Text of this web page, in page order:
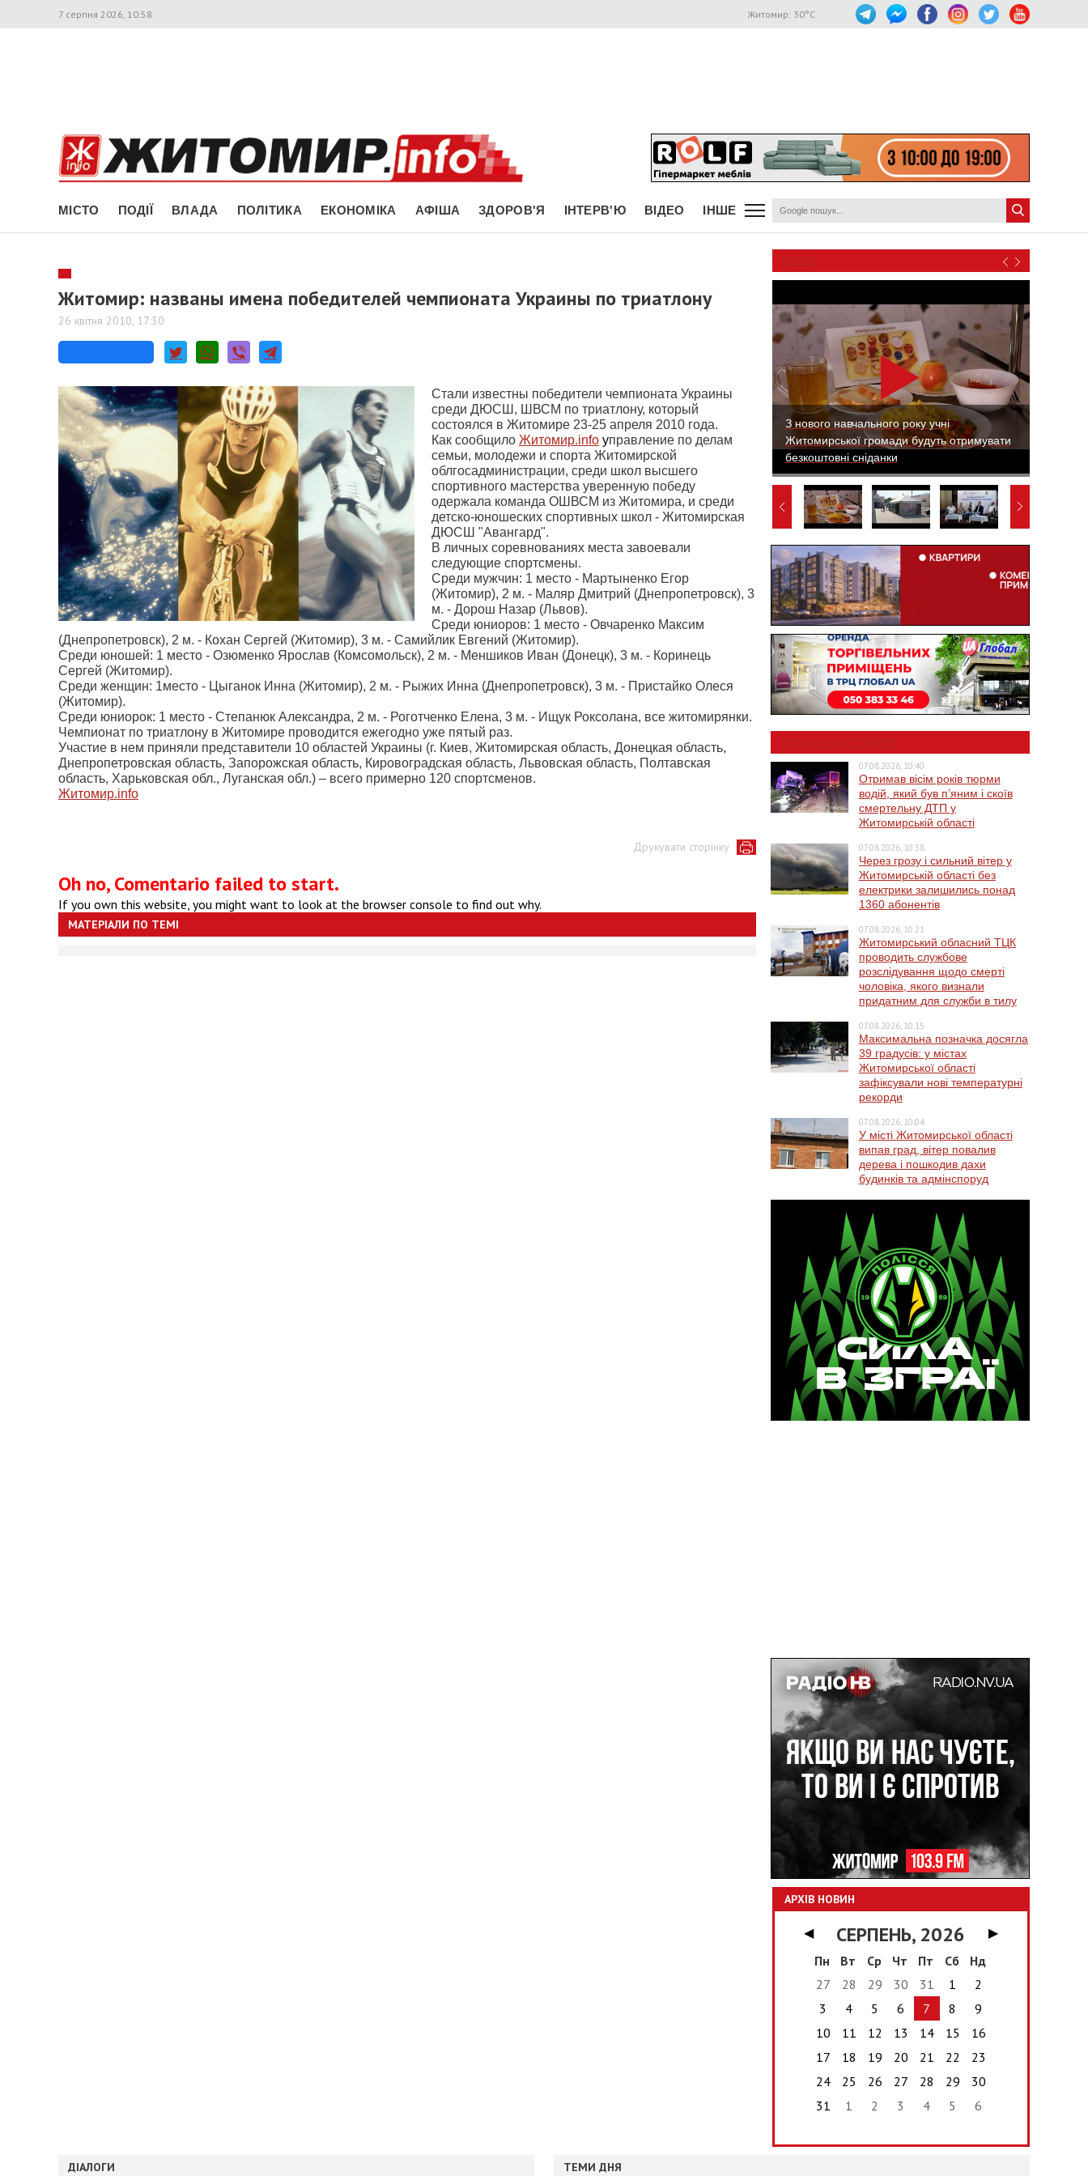
7 серпня 2026, 10:58 Житомир: 30°C
МІСТО ПОДІЇ ВЛАДА ПОЛІТИКА ЕКОНОМІКА АФІША ЗДОРОВ'Я ІНТЕРВ'Ю ВІДЕО ІНШЕ
Житомир: названы имена победителей чемпионата Украины по триатлону
26 квітня 2010, 17:30
Стали известны победители чемпионата Украины
среди ДЮСШ, ШВСМ по триатлону, который
состоялся в Житомире 23-25 апреля 2010 года.
Как сообщило Житомир.info управление по делам
семьи, молодежи и спорта Житомирской
облгосадминистрации, среди школ высшего
спортивного мастерства уверенную победу
одержала команда ОШВСМ из Житомира, и среди
детско-юношеских спортивных школ - Житомирская
ДЮСШ "Авангард".
В личных соревнованиях места завоевали
следующие спортсмены.
Среди мужчин: 1 место - Мартыненко Егор
(Житомир), 2 м. - Маляр Дмитрий (Днепропетровск), 3
м. - Дорош Назар (Львов).
Среди юниоров: 1 место - Овчаренко Максим
(Днепропетровск), 2 м. - Кохан Сергей (Житомир), 3 м. - Самийлик Евгений (Житомир).
Среди юношей: 1 место - Озюменко Ярослав (Комсомольск), 2 м. - Меншиков Иван (Донецк), 3 м. - Коринець
Сергей (Житомир).
Среди женщин: 1место - Цыганок Инна (Житомир), 2 м. - Рыжих Инна (Днепропетровск), 3 м. - Пристайко Олеся
(Житомир).
Среди юниорок: 1 место - Степанюк Александра, 2 м. - Роготченко Елена, 3 м. - Ищук Роксолана, все житомирянки.
Чемпионат по триатлону в Житомире проводится ежегодно уже пятый раз.
Участие в нем приняли представители 10 областей Украины (г. Киев, Житомирская область, Донецкая область,
Днепропетровская область, Запорожская область, Кировоградская область, Львовская область, Полтавская
область, Харьковская обл., Луганская обл.) – всего примерно 120 спортсменов.
Житомир.info
Друкувати сторінку
Oh no, Comentario failed to start.
If you own this website, you might want to look at the browser console to find out why.
МАТЕРІАЛИ ПО ТЕМІ
ВІДЕО
З нового навчального року учні
Житомирської громади будуть отримувати
безкоштовні сніданки
НОВИНИ ЖИТОМИРА
07.08.2026, 10:40
Отримав вісім років тюрми
водій, який був п’яним і скоїв
смертельну ДТП у
Житомирській області
07.08.2026, 10:38
Через грозу і сильний вітер у
Житомирській області без
електрики залишились понад
1360 абонентів
07.08.2026, 10:21
Житомирський обласний ТЦК
проводить службове
розслідування щодо смерті
чоловіка, якого визнали
придатним для служби в тилу
07.08.2026, 10:15
Максимальна позначка досягла
39 градусів: у містах
Житомирської області
зафіксували нові температурні
рекорди
07.08.2026, 10:04
У місті Житомирської області
випав град, вітер повалив
дерева і пошкодив дахи
будинків та адмінспоруд
АРХІВ НОВИН
◀ СЕРПЕНЬ, 2026
▶
Пн
Вт Ср Чт Пт Сб
Нд
27
28 29 30 31 1
2
3
4 5 6 7 8
9
10
11 12 13 14 15
16
17
18 19 20 21 22
23
24
25 26 27 28 29
30
31
1 2 3 4 5 6
ДІАЛОГИ ТЕМИ ДНЯ